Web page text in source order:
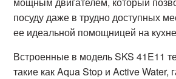
посуду даже в трудно доступных
ее идеальной помощницей на
Встроенные в модель SKS 41E11
такие как Aqua Stop и Active Water,